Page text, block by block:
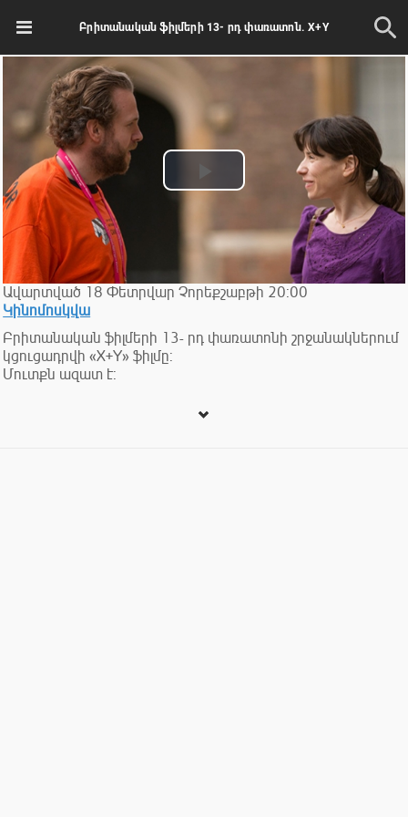
Բրիտանական ֆիլմերի 13- րդ փառատոն. X+Y
Ավարտված 18 Փետրվար Չորեքշաբթի 20:00
Կինոմոսկվա
Բրիտանական ֆիլմերի 13- րդ փառատոնի շրջանակներում
կցուցադրվի «X+Y» ֆիլմը:
Մուտքն ազատ է: